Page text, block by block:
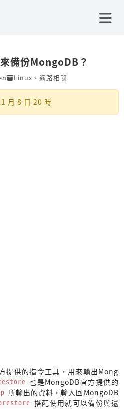
備份MongoDB？
Linux 、 網路相關
月 8 日 20 時
提供的指令工具，用來輸出Mong
也是MongoDB官方提供的
所輸出的資料，輸入回MongoDB
搭配使用就可以備份與還